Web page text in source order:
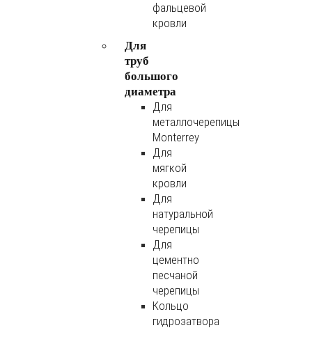
фальцевой
кровли
Для
труб
большого
диаметра
Для
металлочерепицы
Monterrey
Для
мягкой
кровли
Для
натуральной
черепицы
Для
цементно
песчаной
черепицы
Кольцо
гидрозатвора